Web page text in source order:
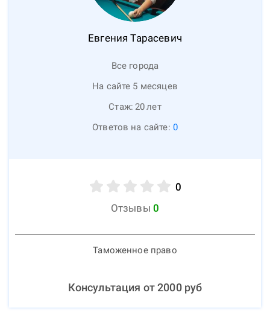
Евгения Тарасевич
Все города
На сайте 5 месяцев
Стаж: 20лет
Ответов на сайте: 0
0
Отзывы 0
Таможенное право
Консультация от2000руб